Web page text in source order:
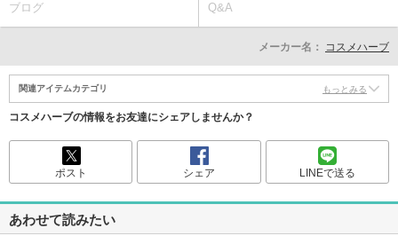
ブログ Q&A
メーカー名： コスメハーブ
関連アイテムカテゴリ もっとみる
コスメハーブの情報をお友達にシェアしませんか？
ポスト シェア LINEで送る
あわせて読みたい